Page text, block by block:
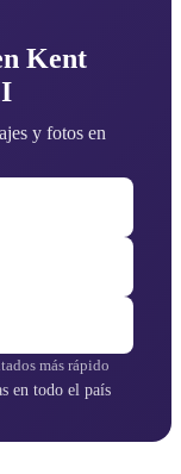
Kent
y fotos en
más rápido
en todo el país